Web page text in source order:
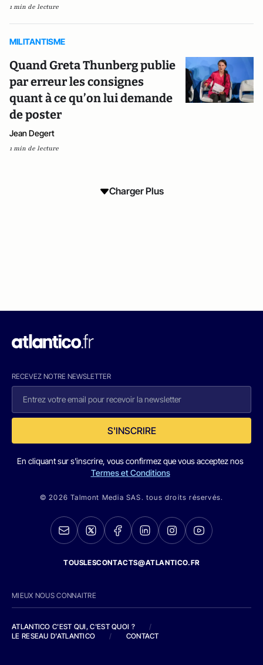
1 min de lecture
MILITANTISME
Quand Greta Thunberg publie
par erreur les consignes
quant à ce qu’on lui demande
de poster
Jean Degert
1 min de lecture
Charger Plus
RECEVEZ NOTRE NEWSLETTER
S'INSCRIRE
En cliquant sur s'inscrire, vous confirmez que vous acceptez nos
Termes et Conditions
© 2026 Talmont Media SAS. tous droits réservés.
TOUSLESCONTACTS@ATLANTICO.FR
MIEUX NOUS CONNAITRE
ATLANTICO C'EST QUI, C'EST QUOI ?
/
LE RESEAU D'ATLANTICO
/ CONTACT